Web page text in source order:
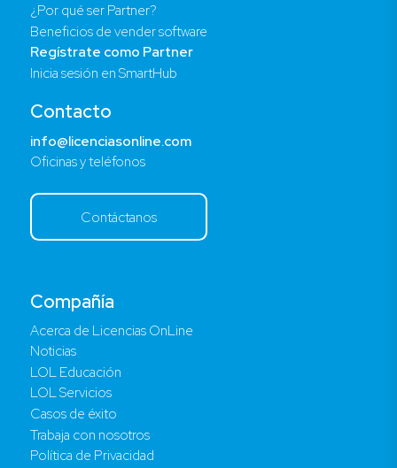
Compañía
Acerca de Licencias OnLine
Noticias
LOL Educación
LOL Servicios
Casos de éxito
Trabaja con nosotros
Política de Privacidad
¿Por qué ser Partner?
Beneficios de vender software
Regístrate como Partner
Inicia sesión en SmartHub
Contacto
info@licenciasonline.com
Oficinas y teléfonos
Contáctanos